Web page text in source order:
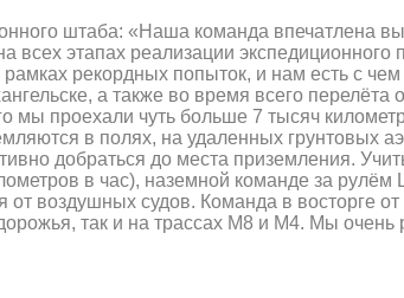
штаба: «Наша команда впечатлена
всех этапах реализации экспедиционного
рекордных попыток, и нам есть с
а также во время всего перелёта
мы проехали чуть больше 7 тысяч
в полях, на удаленных грунтовых
добраться до места приземления.
в час), наземной команде за рулём
воздушных судов. Команда в восторге от
так и на трассах М8 и М4. Мы очень